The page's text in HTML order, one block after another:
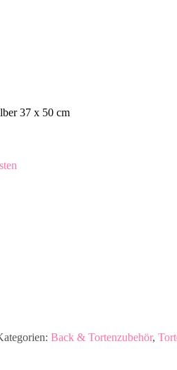
37 x 50 cm
Back & Tortenzubehör,